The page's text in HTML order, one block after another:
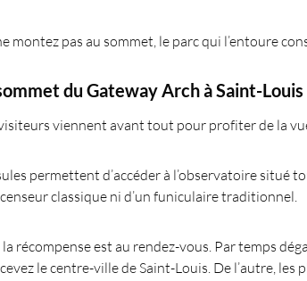
montez pas au sommet, le parc qui l’entoure
du Gateway Archà Saint-Louis
viennent avant tout pour profiter de la
permettent d’accéder à l’observatoire situé
classique ni d’un funiculaire traditionnel.
récompense est au rendez-vous. Par temps
le centre-ville de Saint-Louis. De l’autre, les